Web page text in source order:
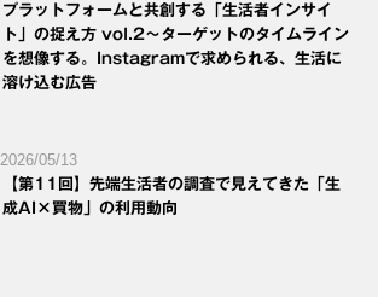
プラットフォームと共創する「生活者インサイ
ト」の捉え方 vol.2～ターゲットのタイムライン
を想像する。Instagramで求められる、生活に
溶け込む広告
2026/05/13
【第11回】先端生活者の調査で見えてきた「生
成AI×買物」の利用動向